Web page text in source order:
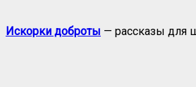
Искорки доброты — рассказы для